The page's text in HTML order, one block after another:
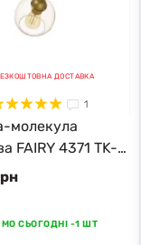
ДОСТАВКА
1
молекула
FAIRY 4371 TK-
золотий
СЬОГОДНІ -1 ШТ